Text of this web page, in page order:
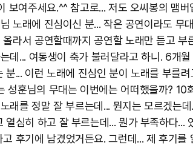
보여주세요.^^ 참고로... 저도 오씨봉의 맴
노래에 진심이신 분... 작은 공연이라도 무
라서 공연할때까지 공연할 노래만 듣고 부
데... 여동생이 축가 불러달라고 하니. 6개
분... 이런 노래에 진심인 분이 노래를 부를려
성훈님의 무대는 이번에는 어떠했을까? 10
래를 정말 잘 부르는데... 뭔지는 모르겠는데
열심히 하고 잘 부르는데... 뭔가 부족하다...
후기에 남겼었거든요. 그런데... 제 후기를